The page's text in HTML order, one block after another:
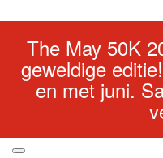
The May 50K
geweldige
en met juni.